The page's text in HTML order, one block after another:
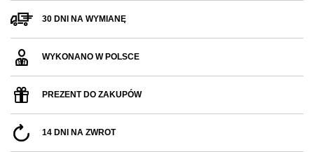
30 DNI NA WYMIANĘ
WYKONANO W POLSCE
PREZENT DO ZAKUPÓW
14 DNI NA ZWROT